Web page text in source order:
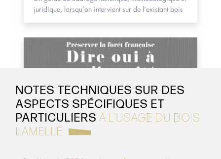
NOTES TECHNIQUES SUR DES
ASPECTS SPÉCIFIQUES ET
PARTICULIERS À L’USAGE DU BOIS
LAMELLÉ